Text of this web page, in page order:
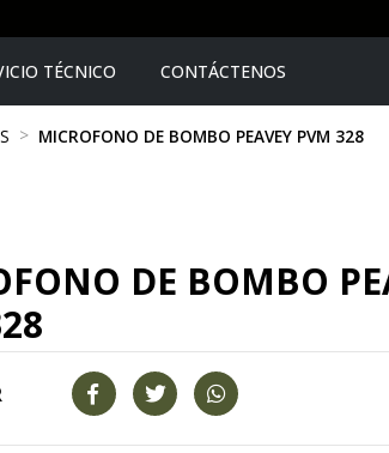
TÉCNICO CONTÁCTENOS
MICROFONO DE BOMBO PEAVEY PVM 328
DE BOMBO